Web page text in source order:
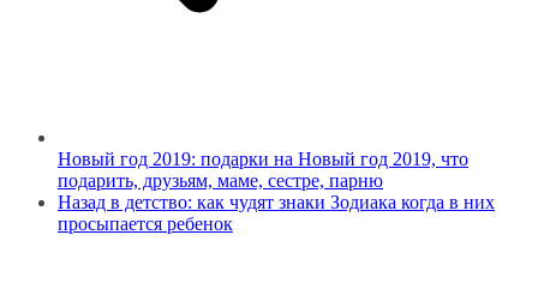
Новый год 2019: подарки на Новый год 2019, что
подарить, друзьям, маме, сестре, парню
Назад в детство: как чудят знаки Зодиака когда в них
просыпается ребенок